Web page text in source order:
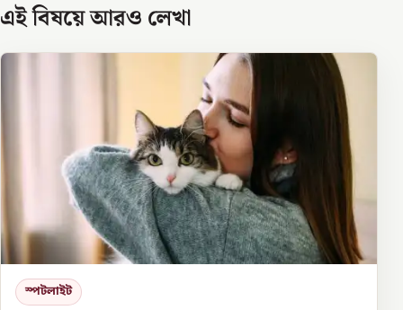
এই বিষয়ে আরও লেখা
স্পটলাইট